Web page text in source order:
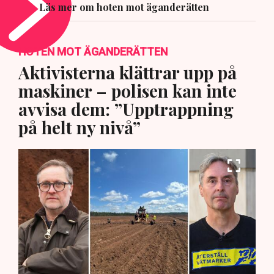
Läs mer om hoten mot äganderätten
HOTEN MOT ÄGANDERÄTTEN
Aktivisterna klättrar upp på
maskiner – polisen kan inte
avvisa dem: ”Upptrappning
på helt ny nivå”